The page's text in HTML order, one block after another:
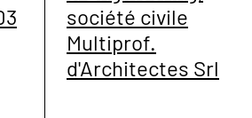
société civile
Multiprof.
d'Architectes Srl